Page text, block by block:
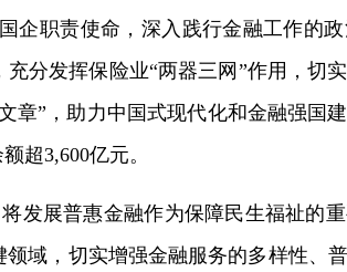
企职责使命，深入践行金融工作的
分发挥保险业“两器三网”作用，切
章”，助力中国式现代化和金融强国
超3,600亿元。
发展普惠金融作为保障民生福祉的
域，切实增强金融服务的多样性、